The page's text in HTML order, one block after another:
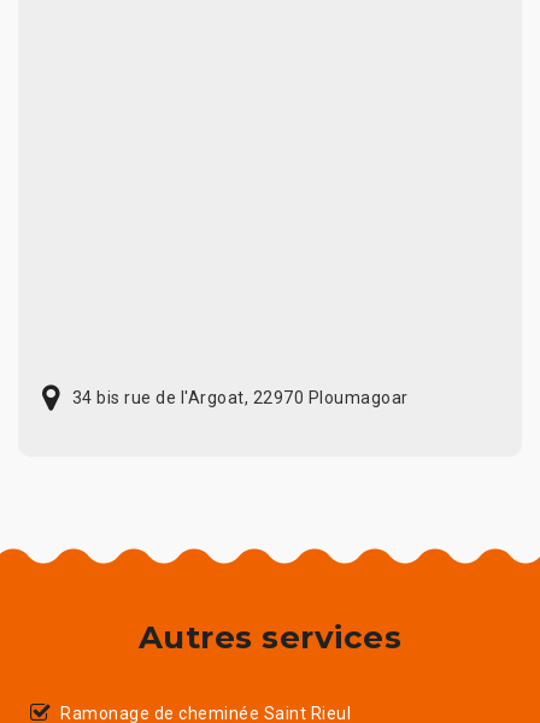
34 bis rue de l'Argoat, 22970 Ploumagoar
Autres services
Ramonage de cheminée Saint Rieul